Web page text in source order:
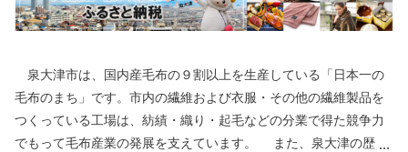
泉大津市は、国内産毛布の９割以上を生産している「日本一の
毛布のまち」です。市内の繊維および衣服・その他の繊維製品を
つくっている工場は、紡績・織り・起毛などの分業で得た競争力
でもって毛布産業の発展を支えています。 また、泉大津の歴史